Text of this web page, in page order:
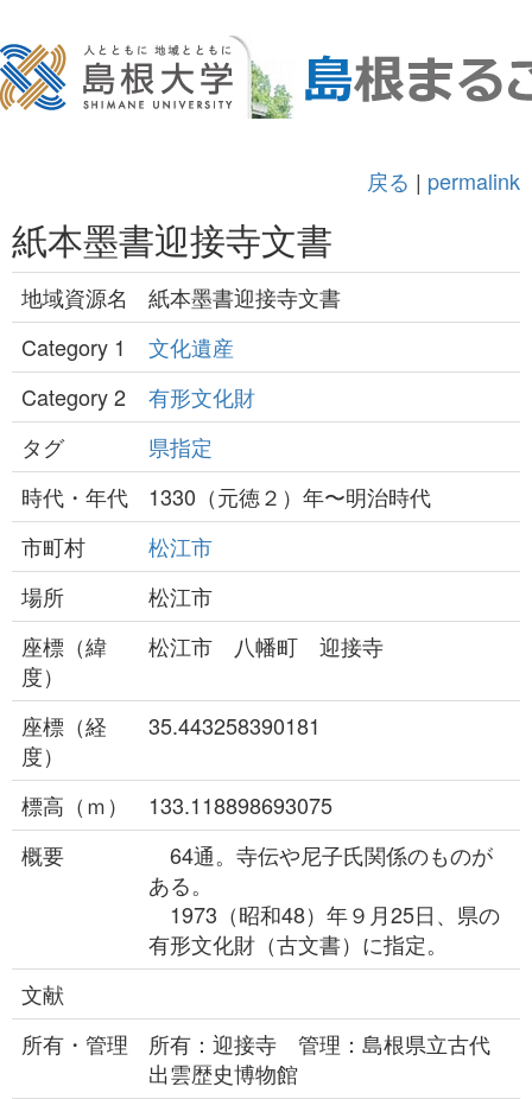
戻る | permalink
紙本墨書迎接寺文書
地域資源名
紙本墨書迎接寺文書
Category 1
文化遺産
Category 2
有形文化財
タグ
県指定
時代・年代
1330（元徳２）年〜明治時代
市町村
松江市
場所
松江市
座標（緯
度）
松江市 八幡町 迎接寺
座標（経
度）
35.443258390181
標高（ｍ）
133.118898693075
概要
64通。寺伝や尼子氏関係のものが
ある。
1973（昭和48）年９月25日、県の
有形文化財（古文書）に指定。
文献
所有・管理
所有：迎接寺 管理：島根県立古代
出雲歴史博物館